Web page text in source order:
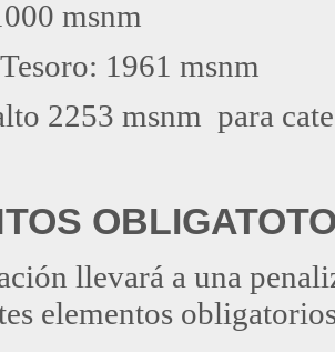
msnm
1961 msnm
2253 msnm para
llevará a una
elementos